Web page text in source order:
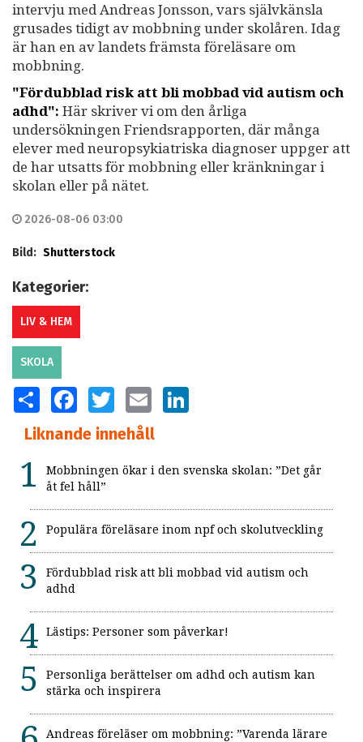
intervju med Andreas Jonsson, vars självkänsla
grusades tidigt av mobbning under skolåren. Idag
är han en av landets främsta föreläsare om
mobbning.
"Fördubblad risk att bli mobbad vid autism och
adhd": Här skriver vi om den årliga
undersökningen Friendsrapporten, där många
elever med neuropsykiatriska diagnoser uppger att
de har utsatts för mobbning eller kränkningar i
skolan eller på nätet.
2026-08-06 03:00
Bild: Shutterstock
Kategorier:
LIV & HEM
SKOLA
SHARE FACEBOOKTWITTER EMAIL
Liknande innehåll
Mobbningen ökar i den svenska skolan: ”Det går
åt fel håll”
Populära föreläsare inom npf och skolutveckling
Fördubblad risk att bli mobbad vid autism och
adhd
Lästips: Personer som påverkar!
Personliga berättelser om adhd och autism kan
stärka och inspirera
Andreas föreläser om mobbning: ”Varenda lärare